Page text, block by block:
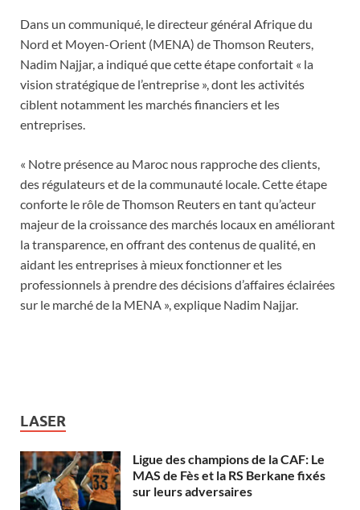
Dans un communiqué, le directeur général Afrique du
Nord et Moyen-Orient (MENA) de Thomson Reuters,
Nadim Najjar, a indiqué que cette étape confortait « la
vision stratégique de l’entreprise », dont les activités
ciblent notamment les marchés financiers et les
entreprises.
« Notre présence au Maroc nous rapproche des clients,
des régulateurs et de la communauté locale. Cette étape
conforte le rôle de Thomson Reuters en tant qu’acteur
majeur de la croissance des marchés locaux en améliorant
la transparence, en offrant des contenus de qualité, en
aidant les entreprises à mieux fonctionner et les
professionnels à prendre des décisions d’affaires éclairées
sur le marché de la MENA », explique Nadim Najjar.
LASER
Ligue des champions de la CAF: Le
MAS de Fès et la RS Berkane fixés
sur leurs adversaires